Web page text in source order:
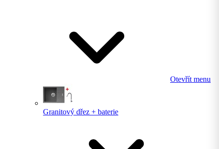
Otevřít menu
Granitový dřez + baterie